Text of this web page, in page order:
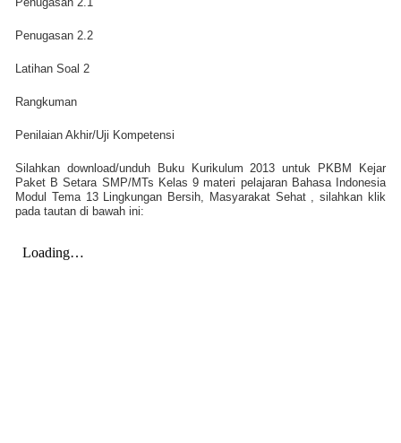
Penugasan 2.2
Latihan Soal 2
Rangkuman
Penilaian Akhir/Uji Kompetensi
Silahkan download/unduh Buku Kurikulum 2013 untuk PKBM Kejar
Paket B Setara SMP/MTs Kelas 9 materi pelajaran Bahasa Indonesia
Modul Tema 13 Lingkungan Bersih, Masyarakat Sehat , silahkan klik
pada tautan di bawah ini: